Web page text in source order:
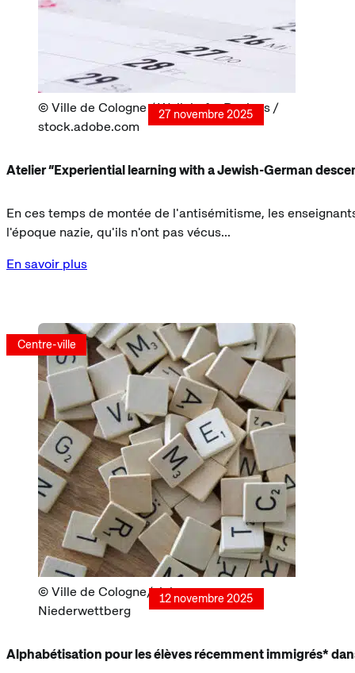
Atelier “Experiential learning with a Jewish-German
En ces temps de montée de l'antisémitisme, les
l'époque nazie, qu'ils n'ont pas vécus...
En savoir plus
Ville de Cologne / Wellnhofer Designs /
stock.adobe.com
27 novembre 2025
Alphabétisation pour les élèves récemment immigrés*
Ville de Cologne/ Johanna
Niederwettberg
12 novembre 2025
Centre-ville